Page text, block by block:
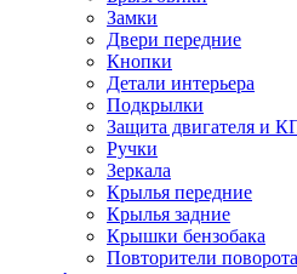
Замки
Двери передние
Кнопки
Детали интерьера
Подкрылки
Защита двигателя и
Ручки
Зеркала
Крылья передние
Крылья задние
Крышки бензобака
Повторители